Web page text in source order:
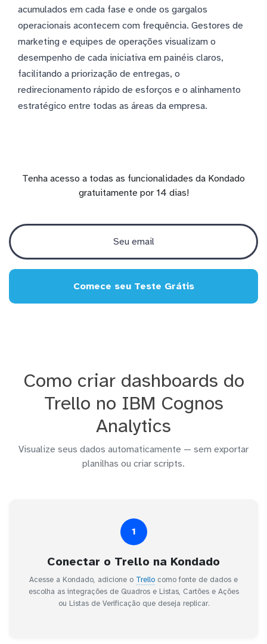
acumulados em cada fase e onde os gargalos
operacionais acontecem com frequência. Gestores de
marketing e equipes de operações visualizam o
desempenho de cada iniciativa em painéis claros,
facilitando a priorização de entregas, o
redirecionamento rápido de esforços e o alinhamento
estratégico entre todas as áreas da empresa.
Tenha acesso a todas as funcionalidades da Kondado
gratuitamente por 14 dias!
Comece seu Teste Grátis
Como criar dashboards do
Trello no IBM Cognos
Analytics
Visualize seus dados automaticamente — sem exportar
planilhas ou criar scripts.
1
Conectar o Trello na Kondado
Acesse a Kondado, adicione o Trello como fonte de dados e
escolha as integrações de Quadros e Listas, Cartões e Ações
ou Listas de Verificação que deseja replicar.